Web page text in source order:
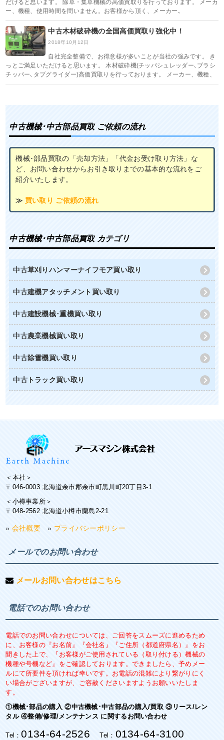
だけると思います。 除草・集草機械の高価買取りを行っております。 メーカ
ー、機種、使用時間を問いません。お客様から頂く、メーカー､
中古木材破砕機の全国高価買取り強化中！
2018年10月12日
自社完全整備で、お得意様が多いことが当社の強みです。 き
っとご満足いただけると思います。 木材破砕機(チッパシュレッダー､ブラシ
チッパー､タブグライダー)高価買取りを行っております。 メーカー、機種、
中古機械･中古部品買取 ご依頼の流れ
機械･部品買取の「売却方法」「代金お受け取り方法」な
ど、お問い合わせからお引き取りまでの基本的な流れをご
紹介いたします。
≫ 買い取り ご依頼の流れ
中古機械･中古部品買取 カテゴリ
中古草刈りハンマーナイフモア買い取り
中古建機アタッチメント買い取り
中古建設機械･重機買い取り
中古農業機械買い取り
中古除雪機買い取り
中古トラック買い取り
＜本社＞
〒046-0003 北海道余市郡余市町黒川町20丁目3-1
＜小樽事業所＞
〒048-2562 北海道小樽市蘭島2-21
» 会社概要 » プライバシーポリシー
メールでのお問い合わせ
メールお問い合わせはこちら
電話でのお問い合わせ
電話でのお問い合わせについては、ご回答をスムーズに進めるため
に、お客様の『お名前』『会社名』『ご住所（都道府県名）』をお
聞きした上で、『お客様がご使用されている（取り付ける）機械の
機種や号機など』をご確認しております。できましたら、予めメー
ルにて所要件を頂ければ幸いです。お電話の混雑により繋がりにく
い場合がございますが、ご容赦くださいますようお願いいたしま
す。
①機械･部品の購入 ②中古機械･中古部品の購入/買取 ③リース/レン
タル ④整備/修理/メンテナンス に関するお問い合わせ
Tel：0134-64-2526 Tel： 0134-64-3100